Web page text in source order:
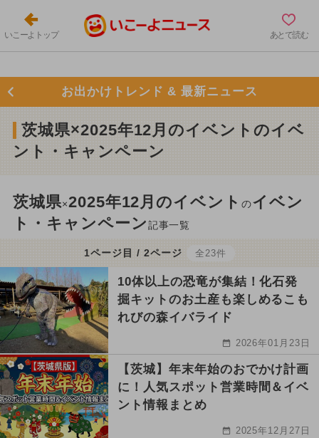
いこーよトップ あとで読む
お出かけトレンド & 最新ニュース
茨城県×2025年12月のイベントのイベ
ント・キャンペーン
茨城県×2025年12月のイベントのイベン
ト・キャンペーン記事一覧
1ページ目 / 2ページ 全23件
10体以上の恐竜が集結！化石発
掘キットのお土産も楽しめるこも
れびの森イバライド
2026年01月23日
【茨城】年末年始のおでかけ計画
に！人気スポット営業時間＆イベ
ント情報まとめ
2025年12月27日